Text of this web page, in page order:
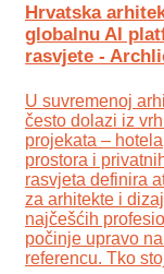
Hrvatska
globalnu AI
rasvjete -
U suvremenoj
često dolazi iz
projekata –
prostora i
rasvjeta definira
za arhitekte i
najčešćih
počinje upravo
referencu. Tko